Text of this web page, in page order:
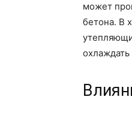
может
бетона. В